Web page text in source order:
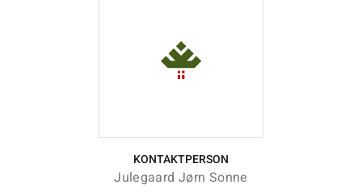
KONTAKTPERSON
Julegaard Jørn Sonne